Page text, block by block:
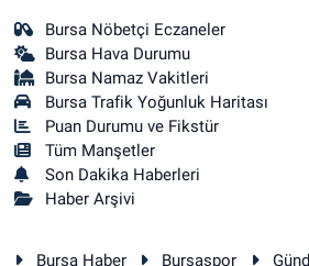
Bursa Nöbetçi Eczaneler
Bursa Hava Durumu
Bursa Namaz Vakitleri
Bursa Trafik Yoğunluk Haritası
Puan Durumu ve Fikstür
Tüm Manşetler
Son Dakika Haberleri
Haber Arşivi
Bursa Haber Bursaspor